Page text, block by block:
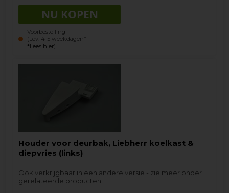
Voorbestelling
(Lev. 4-5 weekdagen*
*Lees hier)
Houder voor deurbak, Liebherr koelkast &
diepvries (links)
Ook verkrijgbaar in een andere versie - zie meer onder
gerelateerde producten.